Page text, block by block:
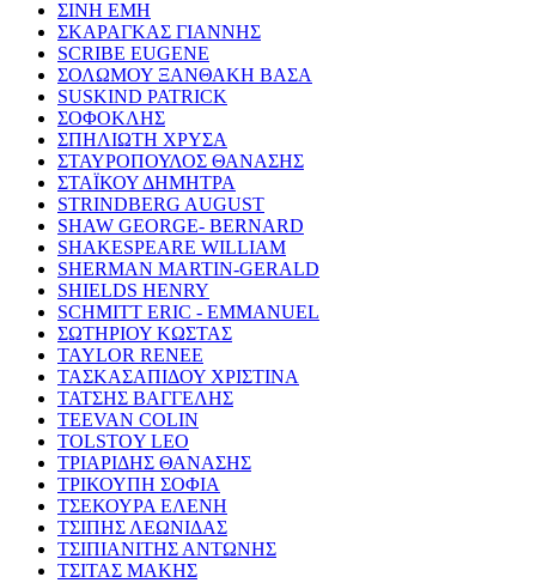
ΣΙΝΗ ΕΜΗ
ΣΚΑΡΑΓΚΑΣ ΓΙΑΝΝΗΣ
SCRIBE EUGENE
ΣΟΛΩΜΟΥ ΞΑΝΘΑΚΗ ΒΑΣΑ
SUSKIND PATRICK
ΣΟΦΟΚΛΗΣ
ΣΠΗΛΙΩΤΗ ΧΡΥΣΑ
ΣΤΑΥΡΟΠΟΥΛΟΣ ΘΑΝΑΣΗΣ
ΣΤΑΪΚΟΥ ΔΗΜΗΤΡΑ
STRINDBERG AUGUST
SHAW GEORGE- BERNARD
SHAKESPEARE WILLIAM
SHERMAN MARTIN-GERALD
SHIELDS HENRY
SCHMITT ERIC - EMMANUEL
ΣΩΤΗΡΙΟΥ ΚΩΣΤΑΣ
TAYLOR RENEE
ΤΑΣΚΑΣΑΠΙΔΟΥ ΧΡΙΣΤΙΝΑ
ΤΑΤΣΗΣ ΒΑΓΓΕΛΗΣ
TEEVAN COLIN
TOLSTOY LEO
ΤΡΙΑΡΙΔΗΣ ΘΑΝΑΣΗΣ
ΤΡΙΚΟΥΠΗ ΣΟΦΙΑ
ΤΣΕΚΟΥΡΑ ΕΛΕΝΗ
ΤΣΙΠΗΣ ΛΕΩΝΙΔΑΣ
ΤΣΙΠΙΑΝΙΤΗΣ ΑΝΤΩΝΗΣ
ΤΣΙΤΑΣ ΜΑΚΗΣ